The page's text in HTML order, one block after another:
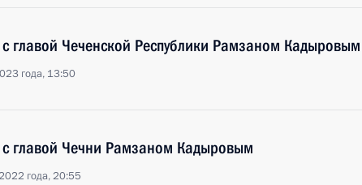
с главой Чеченской Республики Рамзаном Кадыровым
года, 13:50
с главой Чечни Рамзаном Кадыровым
года, 20:55